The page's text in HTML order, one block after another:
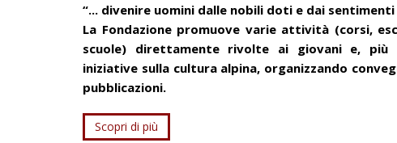
“... divenire uomini dalle nobili doti e dai
La Fondazione promuove varie attività (corsi,
scuole) direttamente rivolte ai giovani e, più
iniziative sulla cultura alpina, organizzando
pubblicazioni.
Scopri di più